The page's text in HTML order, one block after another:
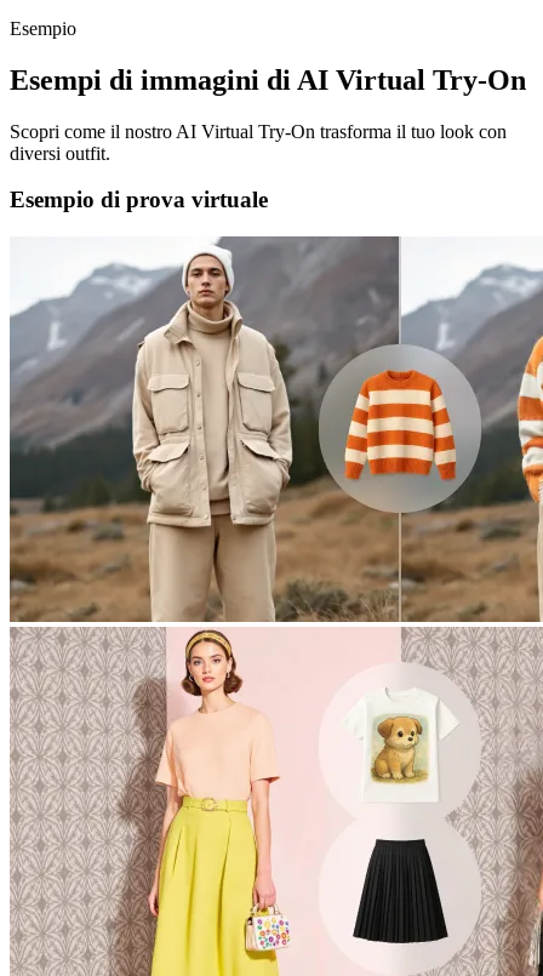
Esempio
Esempi di immagini di AI Virtual Try-On
Scopri come il nostro AI Virtual Try-On trasforma il tuo look con
diversi outfit.
Esempio di prova virtuale